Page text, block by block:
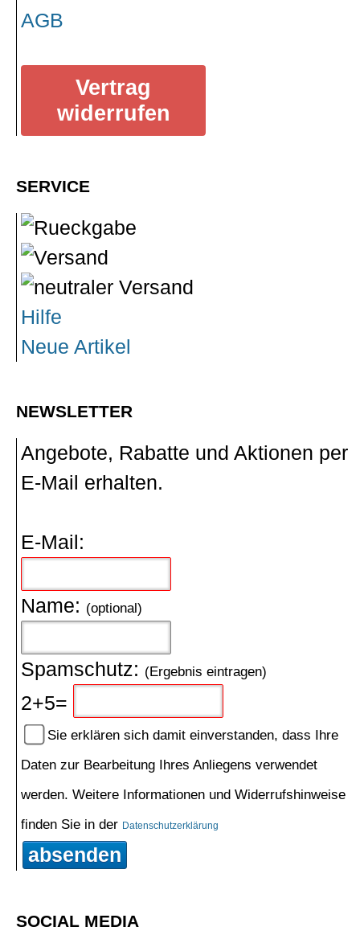
AGB
Vertrag
widerrufen
SERVICE
Hilfe
Neue Artikel
NEWSLETTER
Angebote, Rabatte und Aktionen per
E-Mail erhalten.
E-Mail:
Name: (optional)
Spamschutz: (Ergebnis eintragen)
2+5=
Sie erklären sich damit einverstanden, dass Ihre
Daten zur Bearbeitung Ihres Anliegens verwendet
werden. Weitere Informationen und Widerrufshinweise
finden Sie in der Datenschutzerklärung
absenden
SOCIAL MEDIA